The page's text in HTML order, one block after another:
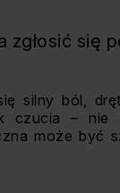
zgłosić się
silny ból,
czucia – nie
może być